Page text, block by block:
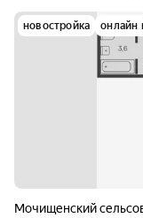
новостройка онлайн
Мочищенский